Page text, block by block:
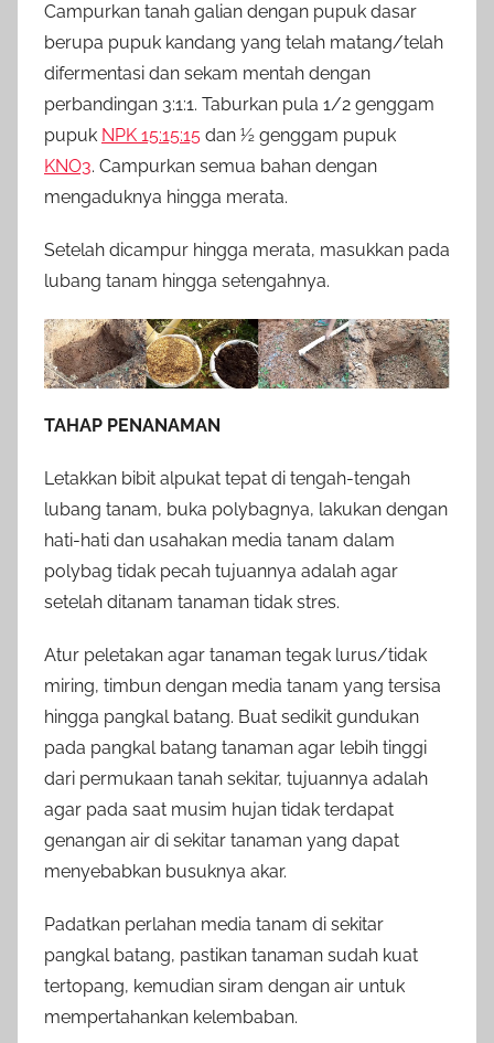
Campurkan tanah galian dengan pupuk dasar
berupa pupuk kandang yang telah matang/telah
difermentasi dan sekam mentah dengan
perbandingan 3:1:1. Taburkan pula 1/2 genggam
pupuk NPK 15:15:15 dan ½ genggam pupuk
KNO3. Campurkan semua bahan dengan
mengaduknya hingga merata.
Setelah dicampur hingga merata, masukkan pada
lubang tanam hingga setengahnya.
TAHAP PENANAMAN
Letakkan bibit alpukat tepat di tengah-tengah
lubang tanam, buka polybagnya, lakukan dengan
hati-hati dan usahakan media tanam dalam
polybag tidak pecah tujuannya adalah agar
setelah ditanam tanaman tidak stres.
Atur peletakan agar tanaman tegak lurus/tidak
miring, timbun dengan media tanam yang tersisa
hingga pangkal batang. Buat sedikit gundukan
pada pangkal batang tanaman agar lebih tinggi
dari permukaan tanah sekitar, tujuannya adalah
agar pada saat musim hujan tidak terdapat
genangan air di sekitar tanaman yang dapat
menyebabkan busuknya akar.
Padatkan perlahan media tanam di sekitar
pangkal batang, pastikan tanaman sudah kuat
tertopang, kemudian siram dengan air untuk
mempertahankan kelembaban.